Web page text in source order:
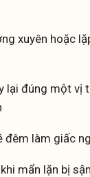
xuyên hoặc
lại đúng một vị
đêm làm giấc
mẩn lặn bị